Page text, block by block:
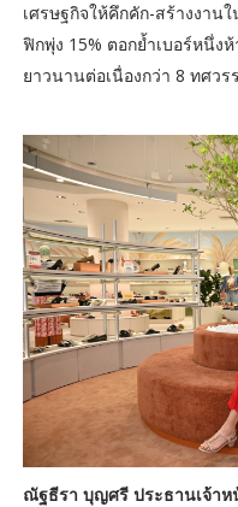
เศรษฐกิจให้คึกคัก-สร้างงาน
ฟิกพุ่ง 15% ตอกย้ำเบอร์หนึ่ง
ยาวนานต่อเนื่องกว่า 8 ทศวร
ณัฐธีรา บุญศรี ประธานเจ้า